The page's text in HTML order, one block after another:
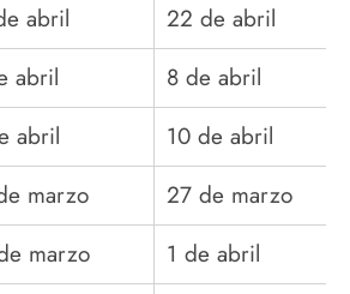
abril
22 de abril
abril
8 de abril
abril
10 de abril
marzo
27 de marzo
marzo
1 de abril